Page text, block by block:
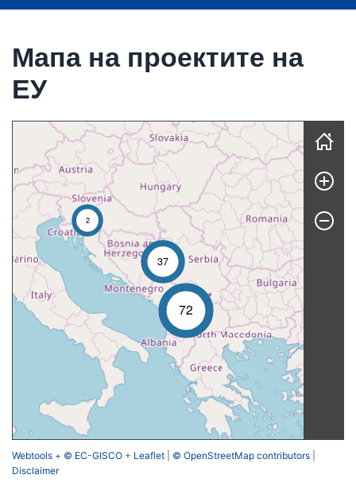
Мапа на проектите на
ЕУ
Skip map
72
37
2
Webtools + © EC-GISCO + Leaflet © OpenStreetMap contributors
Disclaimer